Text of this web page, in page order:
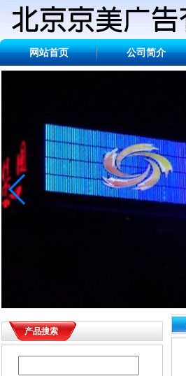
网站首页 公司简介
产品搜索